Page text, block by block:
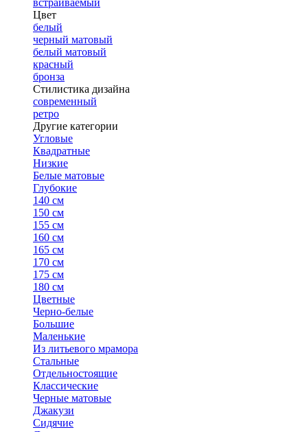
встраиваемый
Цвет
белый
черный матовый
белый матовый
красный
бронза
Стилистика дизайна
современный
ретро
Другие категории
Угловые
Квадратные
Низкие
Белые матовые
Глубокие
140 см
150 см
155 см
160 см
165 см
170 см
175 см
180 см
Цветные
Черно-белые
Большие
Маленькие
Из литьевого мрамора
Стальные
Отдельностоящие
Классические
Черные матовые
Джакузи
Сидячие